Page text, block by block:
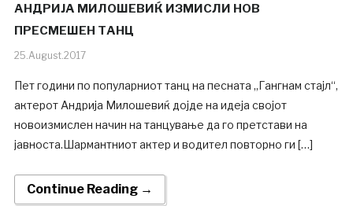
АНДРИЈА МИЛОШЕВИЌ ИЗМИСЛИ НОВ
ПРЕСМЕШЕН ТАНЦ
25.August.2017
Пет години по популарниот танц на песната „Гангнам стајл“,
актерот Андрија Милошевиќ дојде на идеја својот
новоизмислен начин на танцување да го претстави на
јавноста.Шармантниот актер и водител повторно ги […]
Continue Reading →